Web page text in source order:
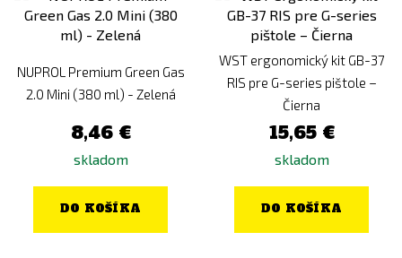
NUPROL Premium Green Gas
2.0 Mini (380 ml) - Zelená
8,46 €
skladom
DO KOŠÍKA
WST ergonomický kit GB-37
RIS pre G-series pištole –
Čierna
15,65 €
skladom
DO KOŠÍKA